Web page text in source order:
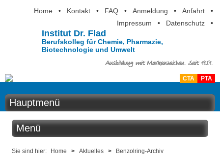
Home • Kontakt • FAQ • Anmeldung • Anfahrt
•
Impressum
• Datenschutz •
Institut Dr. Flad
Berufskolleg für Chemie, Pharmazie,
Biotechnologie und Umwelt
Ausbildung mit Markenzeichen. Seit 1951.
CTA PTA
Hauptmenü
Home
Menü
Aktuelles
Sie sind hier: Home > Aktuelles > Benzolring-Archiv